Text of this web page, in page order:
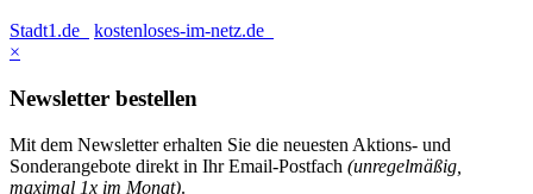
Stadt1.de
kostenloses-im-netz.de
×
Newsletter bestellen
Mit dem Newsletter erhalten Sie die neuesten Aktions- und
Sonderangebote direkt in Ihr Email-Postfach (unregelmäßig,
maximal 1x im Monat).